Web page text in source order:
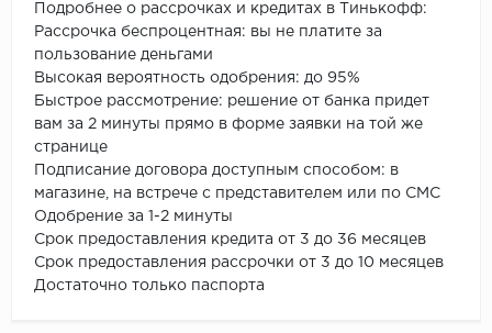
Подробнее о рассрочках и кредитах в Тинькофф:
Рассрочка беспроцентная: вы не платите за
пользование деньгами
Высокая вероятность одобрения: до 95%
Быстрое рассмотрение: решение от банка придет
вам за 2 минуты прямо в форме заявки на той же
странице
Подписание договора доступным способом: в
магазине, на встрече с представителем или по СМС
Одобрение за 1-2 минуты
Срок предоставления кредита от 3 до 36 месяцев
Срок предоставления рассрочки от 3 до 10 месяцев
Достаточно только паспорта